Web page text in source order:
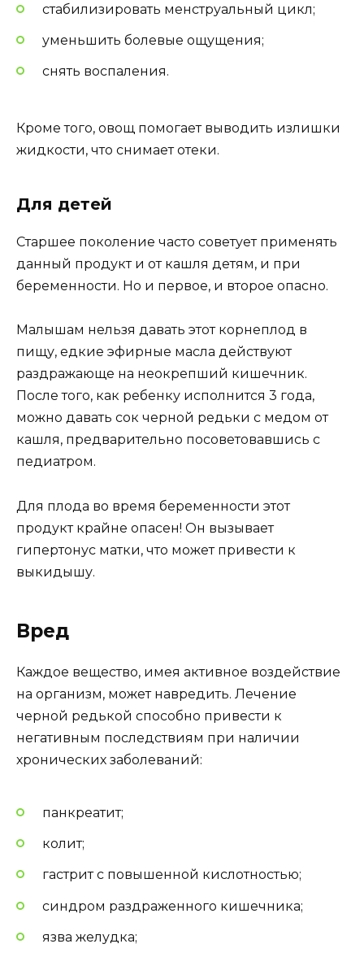
стабилизировать менструальный цикл;
уменьшить болевые ощущения;
снять воспаления.
Кроме того, овощ помогает выводить излишки
жидкости, что снимает отеки.
Для детей
Старшее поколение часто советует применять
данный продукт и от кашля детям, и при
беременности. Но и первое, и второе опасно.
Малышам нельзя давать этот корнеплод в
пищу, едкие эфирные масла действуют
раздражающе на неокрепший кишечник.
После того, как ребенку исполнится 3 года,
можно давать сок черной редьки с медом от
кашля, предварительно посоветовавшись с
педиатром.
Для плода во время беременности этот
продукт крайне опасен! Он вызывает
гипертонус матки, что может привести к
выкидышу.
Вред
Каждое вещество, имея активное воздействие
на организм, может навредить. Лечение
черной редькой способно привести к
негативным последствиям при наличии
хронических заболеваний:
панкреатит;
колит;
гастрит с повышенной кислотностью;
синдром раздраженного кишечника;
язва желудка;